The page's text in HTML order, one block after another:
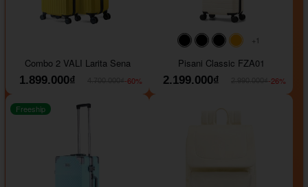
Combo 2 VALI Larita Sena
1.899.000₫
-60%
#000000#000000
#000000
#ffa500
+1
Pisani Classic FZA01
2.199.000₫
-26%
Freeship